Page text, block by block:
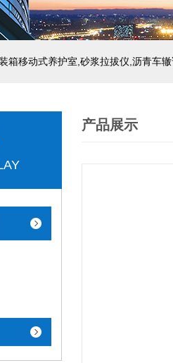
箱移动式养护室,砂浆拉拔仪,沥青车
产品展示